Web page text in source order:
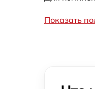
Замена
Показать